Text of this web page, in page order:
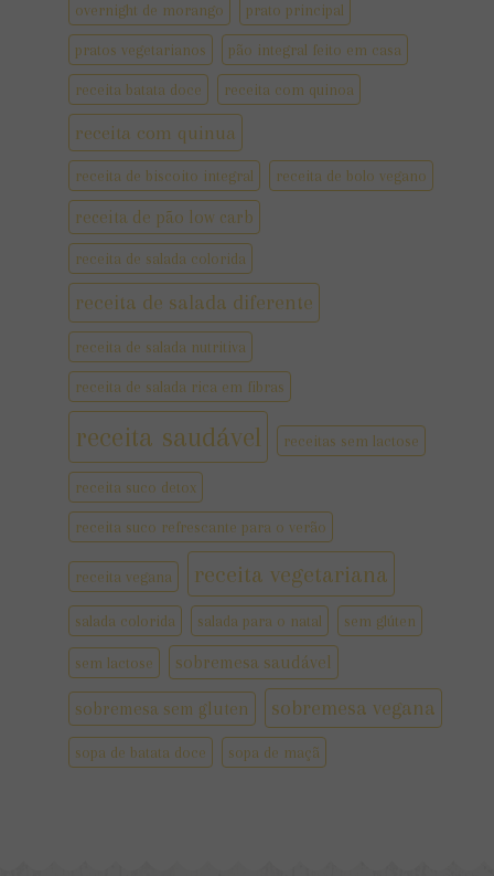
overnight de morango prato principal
pratos vegetarianos pão integral feito em casa
receita batata doce receita com quinoa
receita com quinua
receita de biscoito integral receita de bolo vegano
receita de pão low carb
receita de salada colorida
receita de salada diferente
receita de salada nutritiva
receita de salada rica em fibras
receita saudável receitas sem lactose
receita suco detox
receita suco refrescante para o verão
receita vegana receita vegetariana
salada colorida salada para o natal sem glúten
sem lactose sobremesa saudável
sobremesa sem gluten sobremesa vegana
sopa de batata doce sopa de maçã